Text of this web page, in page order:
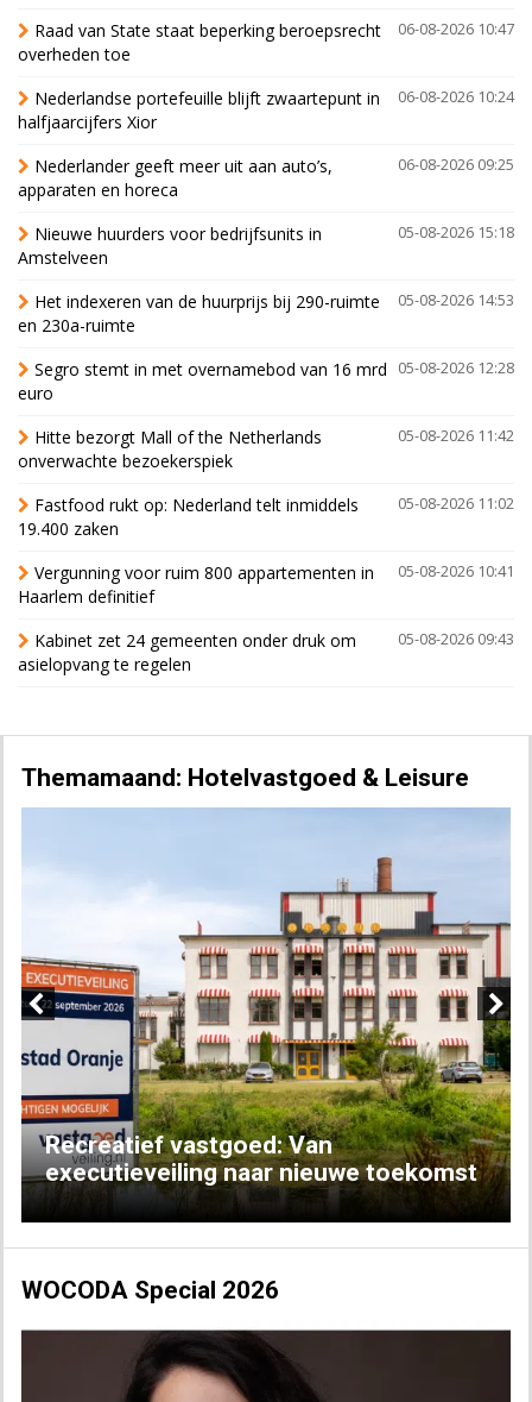
06-08-2026 10:47
Raad van State staat beperking beroepsrecht
overheden toe
06-08-2026 10:24
Nederlandse portefeuille blijft zwaartepunt in
halfjaarcijfers Xior
06-08-2026 09:25
Nederlander geeft meer uit aan auto’s,
apparaten en horeca
05-08-2026 15:18
Nieuwe huurders voor bedrijfsunits in
Amstelveen
05-08-2026 14:53
Het indexeren van de huurprijs bij 290-ruimte
en 230a-ruimte
05-08-2026 12:28
Segro stemt in met overnamebod van 16 mrd
euro
05-08-2026 11:42
Hitte bezorgt Mall of the Netherlands
onverwachte bezoekerspiek
05-08-2026 11:02
Fastfood rukt op: Nederland telt inmiddels
19.400 zaken
05-08-2026 10:41
Vergunning voor ruim 800 appartementen in
Haarlem definitief
05-08-2026 09:43
Kabinet zet 24 gemeenten onder druk om
asielopvang te regelen
Themamaand: Hotelvastgoed & Leisure
Recreatief vastgoed: Van
executieveiling naar nieuwe toekomst
Next
WOCODA Special 2026